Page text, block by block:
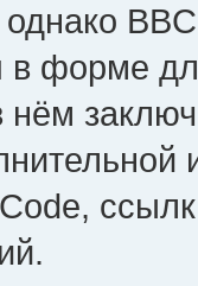
форме
нём